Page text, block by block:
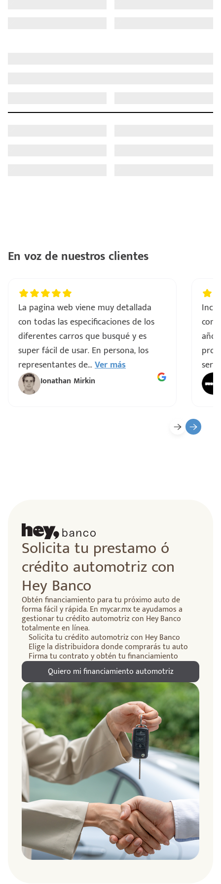
En voz de nuestros clientes
La pagina web viene muy detallada
con todas las especificaciones de los
diferentes carros que busqué y es
super fácil de usar. En persona, los
representantes de...Ver más
Ionathan Mirkin
Solicita tu prestamo ó
crédito automotriz con
Hey Banco
Obtén financiamiento para tu próximo auto de
forma fácil y rápida. En mycar.mx te ayudamos a
gestionar tu crédito automotriz con Hey Banco
totalmente en línea.
Solicita tu crédito automotriz con Hey Banco
Elige la distribuidora donde comprarás tu auto
Firma tu contrato y obtén tu financiamiento
Quiero mi financiamiento automotriz